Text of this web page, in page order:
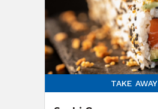
TAKE AWAY